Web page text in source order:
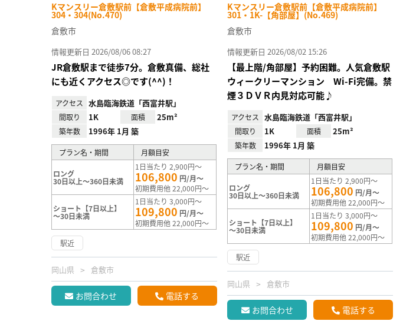
Kマンスリー倉敷駅前【倉敷平成病院前】
304・304(No.470)
倉敷市
情報更新日 2026/08/06 08:27
JR倉敷駅まで徒歩7分。倉敷真備、総社
にも近くアクセス◎です(^^)！
アクセス 水島臨海鉄道「西富井駅」
間取り 1K 面積 25m²
築年数 1996年 1月 築
プラン名・期間 月額目安
ロング
30日以上～360日未満
1日当たり 2,900円～
106,800 円/月～
初期費用他 22,000円～
ショート【7日以上】
～30日未満
1日当たり 3,000円～
109,800 円/月～
初期費用他 22,000円～
駅近
岡山県 倉敷市
お問合わせ 電話する
Kマンスリー倉敷駅前【倉敷平成病院前】
301・1K-【角部屋】(No.469)
倉敷市
情報更新日 2026/08/02 15:26
【最上階/角部屋】予約困難。人気倉敷駅
ウィークリーマンション Wi-Fi完備。禁
煙３ＤＶＲ内見対応可能♪
アクセス 水島臨海鉄道「西富井駅」
間取り 1K 面積 25m²
築年数 1996年 1月 築
プラン名・期間 月額目安
ロング
30日以上～360日未満
1日当たり 2,900円～
106,800 円/月～
初期費用他 22,000円～
ショート【7日以上】
～30日未満
1日当たり 3,000円～
109,800 円/月～
初期費用他 22,000円～
駅近
岡山県 倉敷市
お問合わせ 電話する